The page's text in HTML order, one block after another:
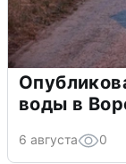
воды в
6 августа 0